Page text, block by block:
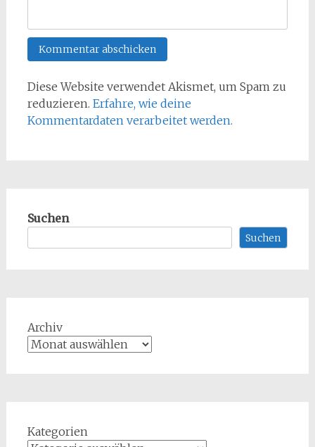
Diese Website verwendet Akismet, um Spam zu
reduzieren. Erfahre, wie deine
Kommentardaten verarbeitet werden.
Suchen
Suchen
Archiv
Kategorien